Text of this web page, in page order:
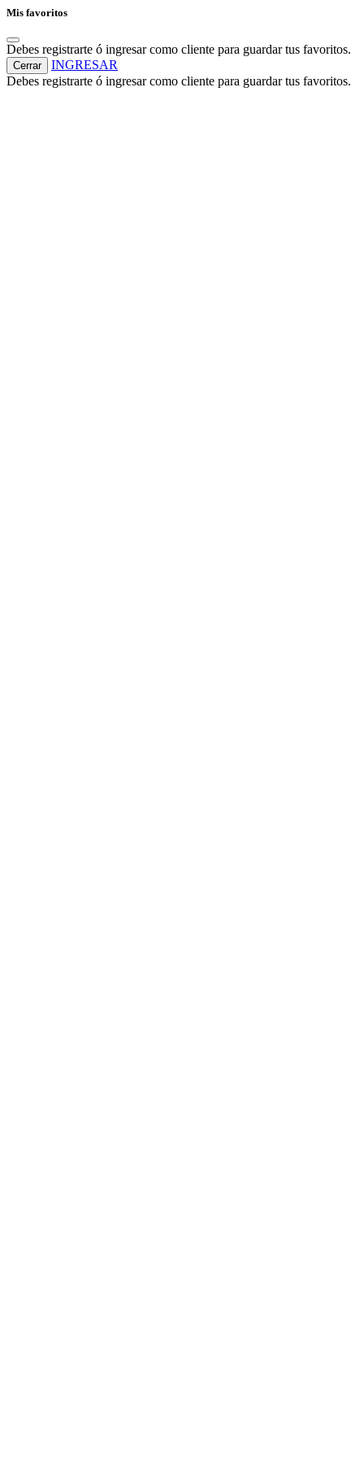
Mis favoritos
Debes registrarte ó ingresar como cliente para guardar tus favoritos.
Cerrar
INGRESAR
Debes registrarte ó ingresar como cliente para guardar tus favoritos.